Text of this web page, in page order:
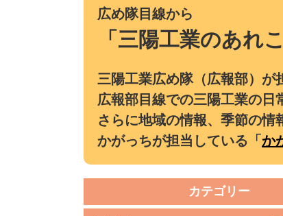
広め隊目線から
「三陽工業のあれこ
三陽工業広め隊（広報部）が
広報部目線での三陽工業の
さらに地域の情報、季節の情
かがっちが担当している「 か
カテゴリー